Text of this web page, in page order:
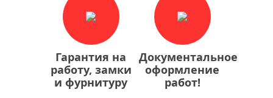
Гарантия на
работу, замки
и фурнитуру
Документальное
оформление
работ!